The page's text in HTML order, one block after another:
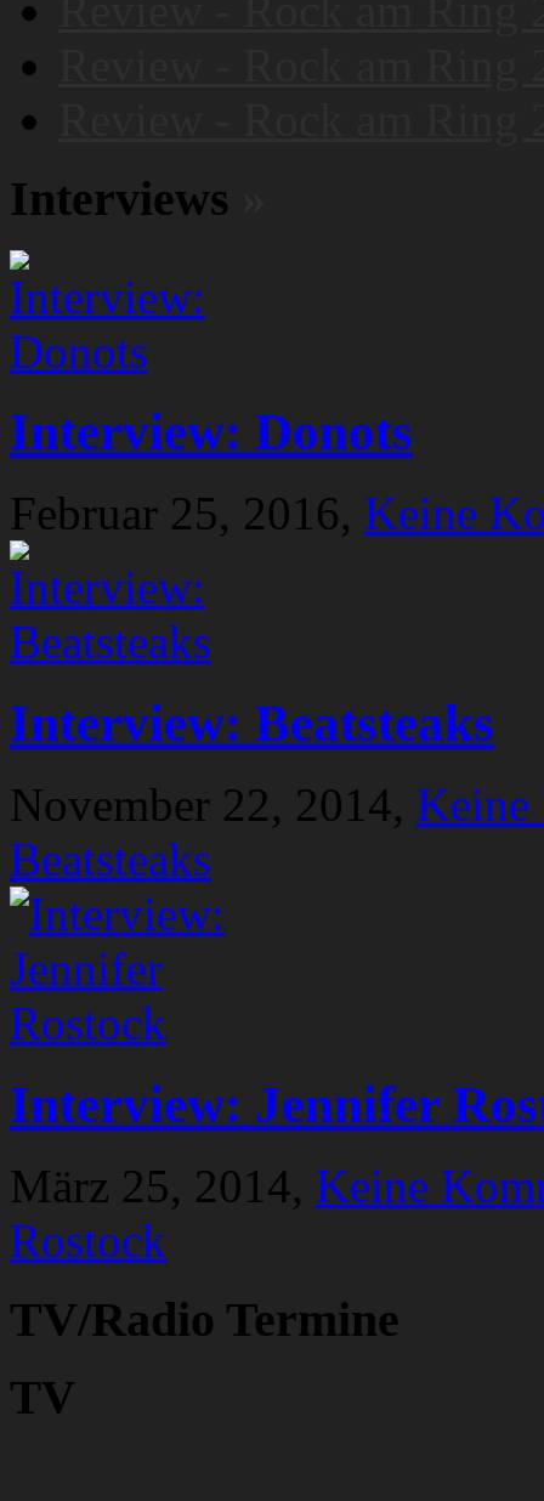
Interviews
Interview: Donots
Februar 25, 2016, Keine
Interview: Beatsteaks
November 22, 2014, Keine
Beatsteaks
Interview: Jennifer
März 25, 2014, Keine
Rostock
TV/Radio Termine
TV